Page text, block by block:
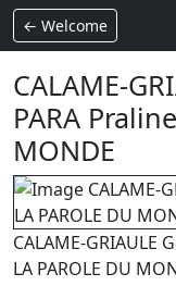
← Welcome
CALAME-
PARA
MONDE
CALAME-GRIAULE
LA PAROLE DU